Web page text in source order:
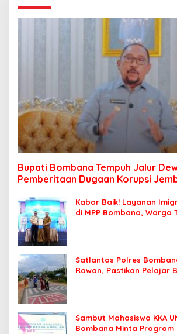
Bupati Bombana Tempuh Jalur
Pemberitaan Dugaan Korupsi
Kabar Baik! Layanan
di MPP Bombana, Warga
Satlantas Polres
Rawan, Pastikan Pelajar
Sambut Mahasiswa KKA
Bombana Minta Program